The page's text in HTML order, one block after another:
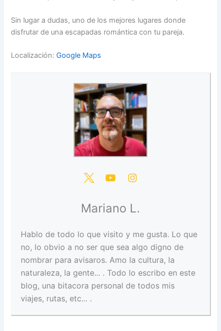
Sin lugar a dudas, uno de los mejores lugares donde
disfrutar de una escapadas romántica con tu pareja.
Localización:Google Maps
Mariano L.
Hablo de todo lo que visito y me gusta. Lo que
no, lo obvio a no ser que sea algo digno de
nombrar para avisaros. Amo la cultura, la
naturaleza, la gente... . Todo lo escribo en este
blog, una bitacora personal de todos mis
viajes, rutas, etc... .